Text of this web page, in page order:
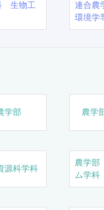
生物工
連合農
環境学
学部 農学
源科学科
農学
ム学科